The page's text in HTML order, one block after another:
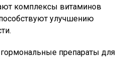
комплексы витаминов
улучшению
препараты для